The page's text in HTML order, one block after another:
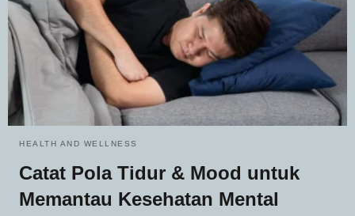
HEALTH AND WELLNESS
Catat Pola Tidur & Mood untuk
Memantau Kesehatan Mental